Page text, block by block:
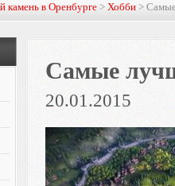
камень в Оренбурге >Хобби >
Самые
20.01.2015